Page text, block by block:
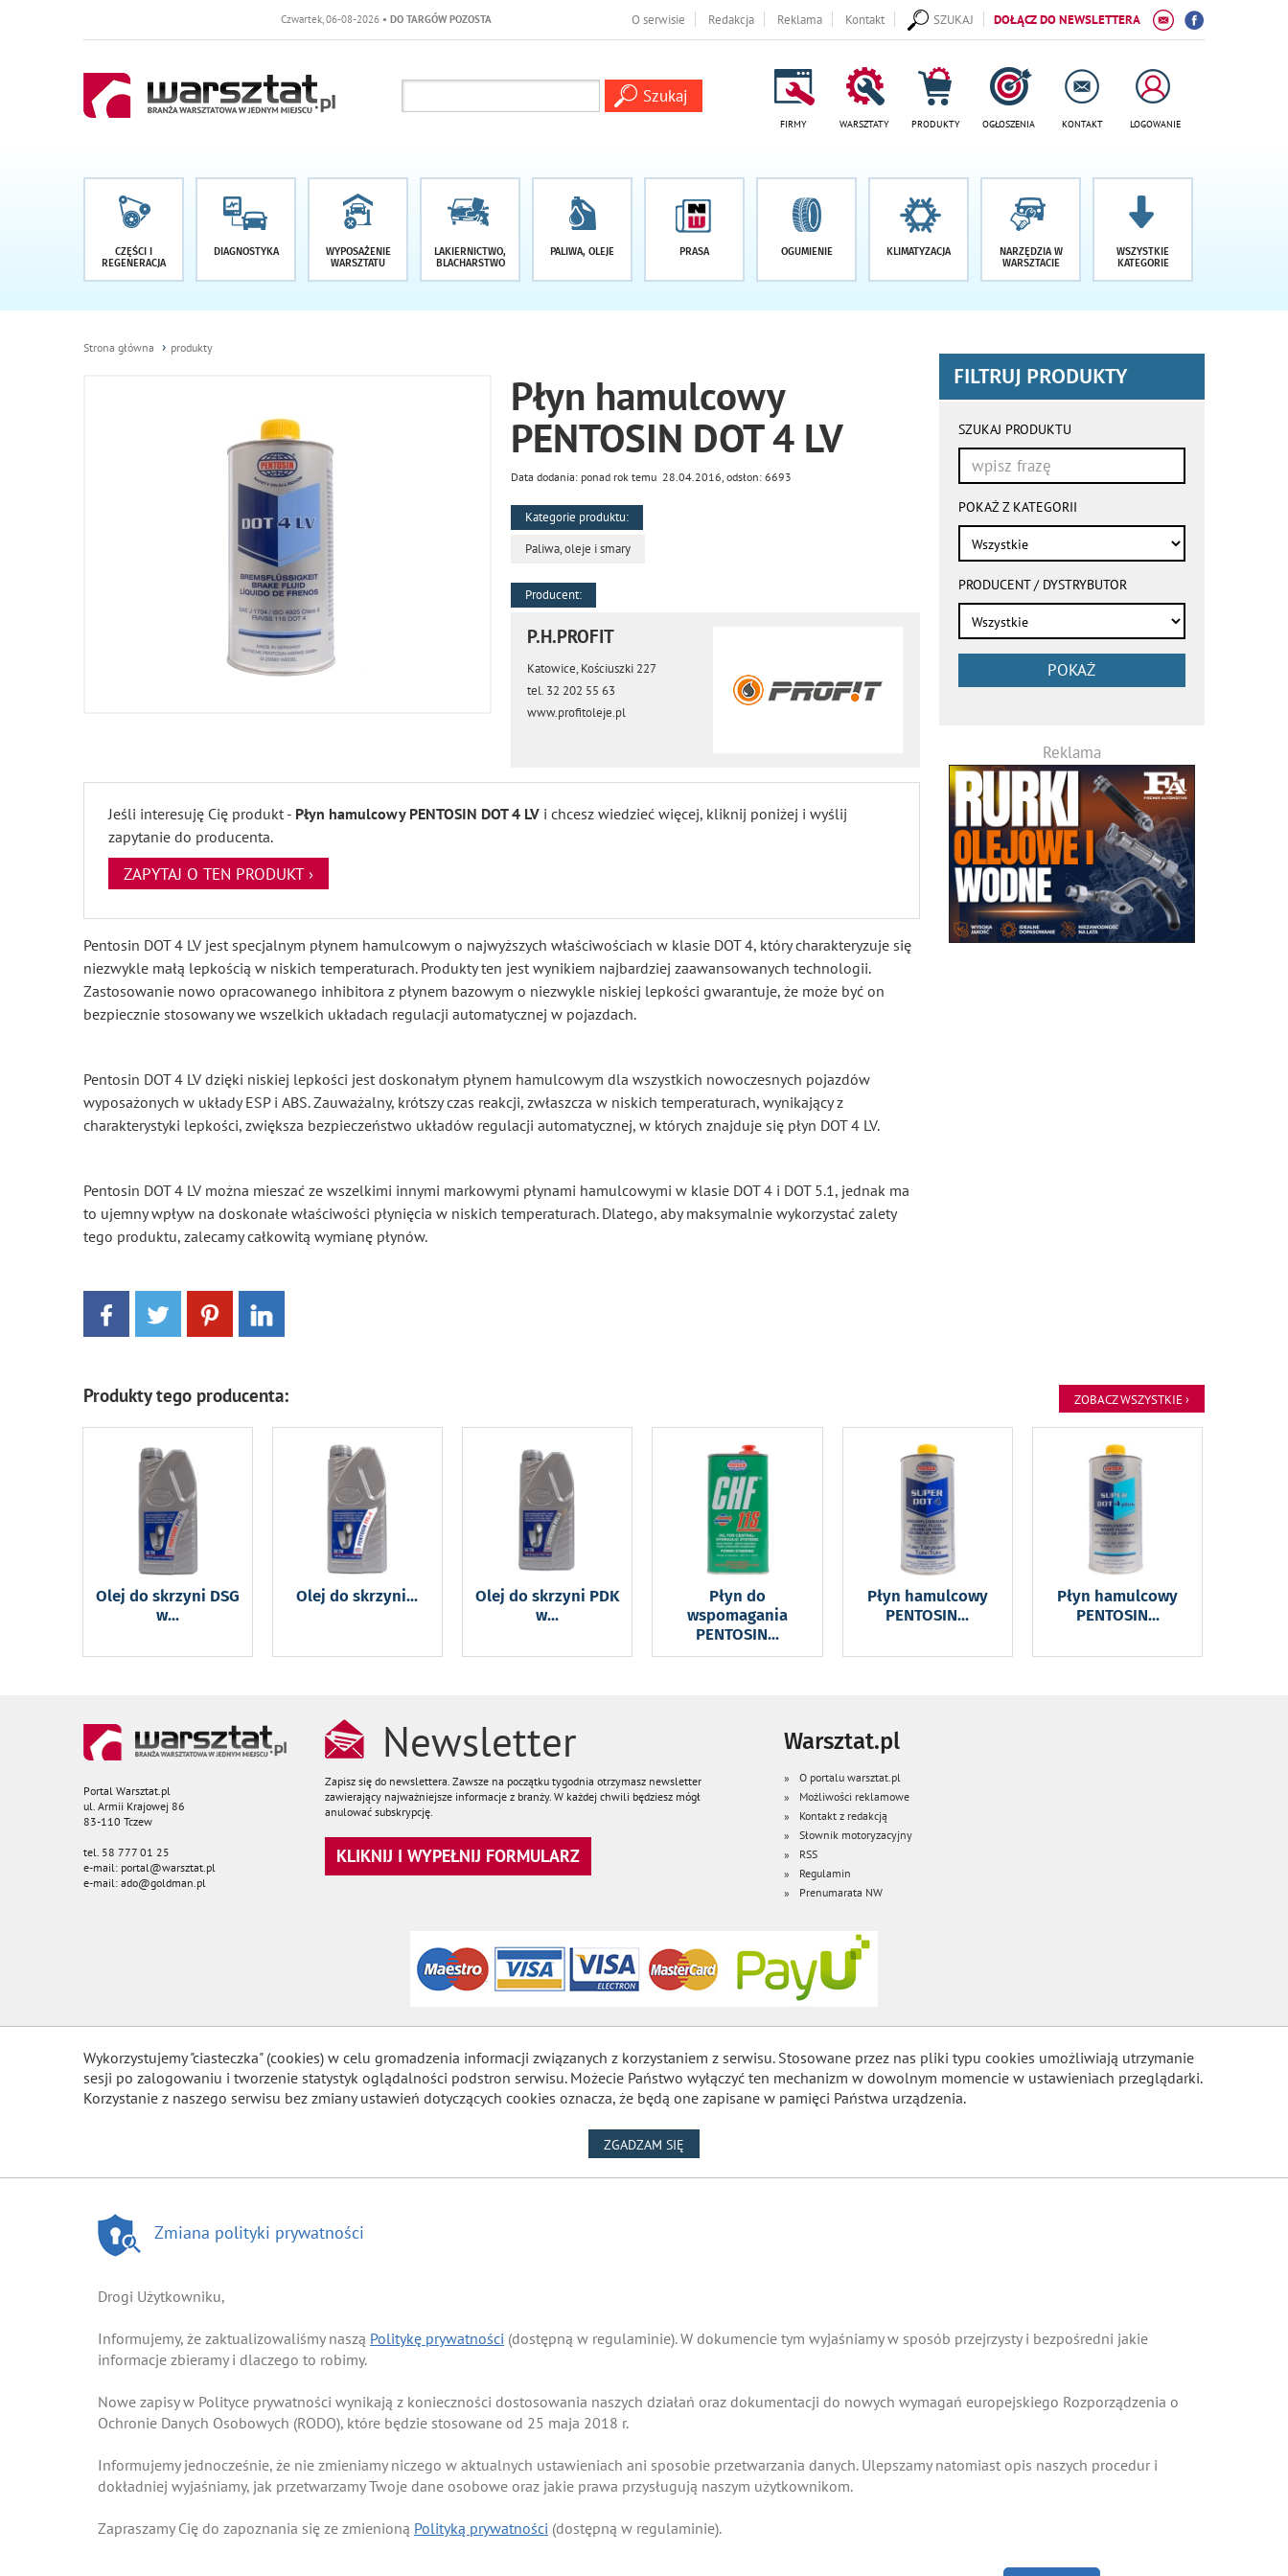
Czwartek, 06-08-2026• DO TARGÓW POZOSTAŁO -1 DNI O serwisie Redakcja Reklama Kontakt DOŁĄCZ DO NEWSLETTERA
SZUKAJ
FIRMY WARSZTATY PRODUKTY OGŁOSZENIA KONTAKT LOGOWANIE
CZĘŚCI I
REGENERACJA
DIAGNOSTYKA
WYPOSAŻENIE
WARSZTATU
LAKIERNICTWO,
BLACHARSTWO
PALIWA, OLEJE PRASA OGUMIENIE KLIMATYZACJA
NARZĘDZIA W
WARSZTACIE
WSZYSTKIE
KATEGORIE
FILTRUJ PRODUKTY
wyszukiwania
automatycznie
SZUKAJ PRODUKTU
POKAŻ Z KATEGORII
PRODUCENT / DYSTRYBUTOR
POKAŻ
Reklama
Strona główna produkty
Płyn hamulcowy
PENTOSIN DOT 4 LV
Data dodania: ponad rok temu 28.04.2016, odsłon: 6693
Kategorie produktu:
Paliwa, oleje i smary
Producent:
P.H.PROFIT
Katowice, Kościuszki 227
tel. 32 202 55 63
www.profitoleje.pl
Jeśli interesuję Cię produkt - Płyn hamulcowy PENTOSIN DOT 4 LV i chcesz wiedzieć więcej, kliknij poniżej i wyślij
zapytanie do producenta.
ZAPYTAJ O TEN PRODUKT ›
Pentosin DOT 4 LV jest specjalnym płynem hamulcowym o najwyższych właściwościach w klasie DOT 4, który charakteryzuje się
niezwykle małą lepkością w niskich temperaturach. Produkty ten jest wynikiem najbardziej zaawansowanych technologii.
Zastosowanie nowo opracowanego inhibitora z płynem bazowym o niezwykle niskiej lepkości gwarantuje, że może być on
bezpiecznie stosowany we wszelkich układach regulacji automatycznej w pojazdach.
Pentosin DOT 4 LV dzięki niskiej lepkości jest doskonałym płynem hamulcowym dla wszystkich nowoczesnych pojazdów
wyposażonych w układy ESP i ABS. Zauważalny, krótszy czas reakcji, zwłaszcza w niskich temperaturach, wynikający z
charakterystyki lepkości, zwiększa bezpieczeństwo układów regulacji automatycznej, w których znajduje się płyn DOT 4 LV.
Pentosin DOT 4 LV można mieszać ze wszelkimi innymi markowymi płynami hamulcowymi w klasie DOT 4 i DOT 5.1, jednak ma
to ujemny wpływ na doskonałe właściwości płynięcia w niskich temperaturach. Dlatego, aby maksymalnie wykorzystać zalety
tego produktu, zalecamy całkowitą wymianę płynów.
Produkty tego producenta: ZOBACZ WSZYSTKIE ›
Olej do skrzyni DSG
w...
Olej do skrzyni...
Olej do skrzyni PDK
w...
Płyn do
wspomagania
PENTOSIN...
Płyn hamulcowy
PENTOSIN...
Płyn hamulcowy
PENTOSIN...
Portal Warsztat.pl
ul. Armii Krajowej 86
83-110 Tczew
tel. 58 777 01 25
e-mail: portal@warsztat.pl
e-mail: ado@goldman.pl
Newsletter
Zapisz się do newslettera. Zawsze na początku tygodnia otrzymasz newsletter
zawierający najważniejsze informacje z branży. W każdej chwili będziesz mógł
anulować subskrypcję.
KLIKNIJ I WYPEŁNIJ FORMULARZ
Warsztat.pl
O portalu warsztat.pl
Możliwości reklamowe
Kontakt z redakcją
Słownik motoryzacyjny
RSS
Regulamin
Prenumarata NW
Wykorzystujemy "ciasteczka" (cookies) w celu gromadzenia informacji związanych z korzystaniem z serwisu. Stosowane przez nas pliki typu cookies umożliwiają utrzymanie
sesji po zalogowaniu i tworzenie statystyk oglądalności podstron serwisu. Możecie Państwo wyłączyć ten mechanizm w dowolnym momencie w ustawieniach przeglądarki.
Korzystanie z naszego serwisu bez zmiany ustawień dotyczących cookies oznacza, że będą one zapisane w pamięci Państwa urządzenia.
ZGADZAM SIĘ
Zmiana polityki prywatności
Drogi Użytkowniku,
Informujemy, że zaktualizowaliśmy naszą Politykę prywatności (dostępną w regulaminie). W dokumencie tym wyjaśniamy w sposób przejrzysty i bezpośredni jakie
informacje zbieramy i dlaczego to robimy.
Nowe zapisy w Polityce prywatności wynikają z konieczności dostosowania naszych działań oraz dokumentacji do nowych wymagań europejskiego Rozporządzenia o
Ochronie Danych Osobowych (RODO), które będzie stosowane od 25 maja 2018 r.
Informujemy jednocześnie, że nie zmieniamy niczego w aktualnych ustawieniach ani sposobie przetwarzania danych. Ulepszamy natomiast opis naszych procedur i
dokładniej wyjaśniamy, jak przetwarzamy Twoje dane osobowe oraz jakie prawa przysługują naszym użytkownikom.
Zapraszamy Cię do zapoznania się ze zmienioną Polityką prywatności (dostępną w regulaminie).